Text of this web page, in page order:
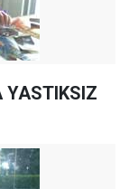
YASTIKSIZ